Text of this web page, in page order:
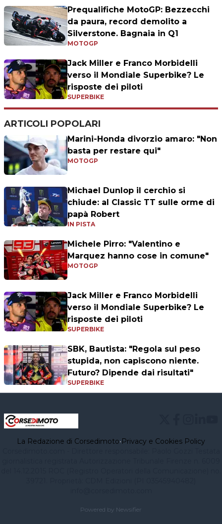
Prequalifiche MotoGP: Bezzecchi
da paura, record demolito a
Silverstone. Bagnaia in Q1
MOTOGP
Jack Miller e Franco Morbidelli
verso il Mondiale Superbike? Le
risposte dei piloti
SUPERBIKE
ARTICOLI POPOLARI
Marini-Honda divorzio amaro: "Non
basta per restare qui"
MOTOGP
Michael Dunlop il cerchio si
chiude: al Classic TT sulle orme di
papà Robert
IN PISTA
Michele Pirro: "Valentino e
Marquez hanno cose in comune"
MOTOGP
Jack Miller e Franco Morbidelli
verso il Mondiale Superbike? Le
risposte dei piloti
SUPERBIKE
SBK, Bautista: "Regola sul peso
stupida, non capiscono niente.
Futuro? Dipende dai risultati"
SUPERBIKE
La Redazione di Corsedimoto•Privacy e Cookies Policy
Powered by Newsifier